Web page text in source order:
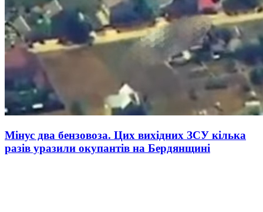
Мінус два бензовоза. Цих вихідних ЗСУ кілька
разів уразили окупантів на Бердянщині